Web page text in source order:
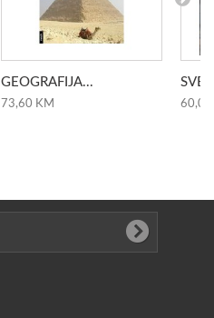
GEOGRAFIJA...
73,60 KM 60,00